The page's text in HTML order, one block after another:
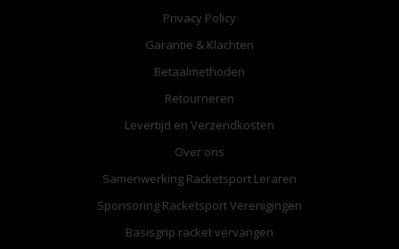
Privacy Policy
Garantie & Klachten
Betaalmethoden
Retourneren
Levertijd en Verzendkosten
Over ons
Samenwerking Racketsport Leraren
Sponsoring Racketsport Verenigingen
Basisgrip racket vervangen